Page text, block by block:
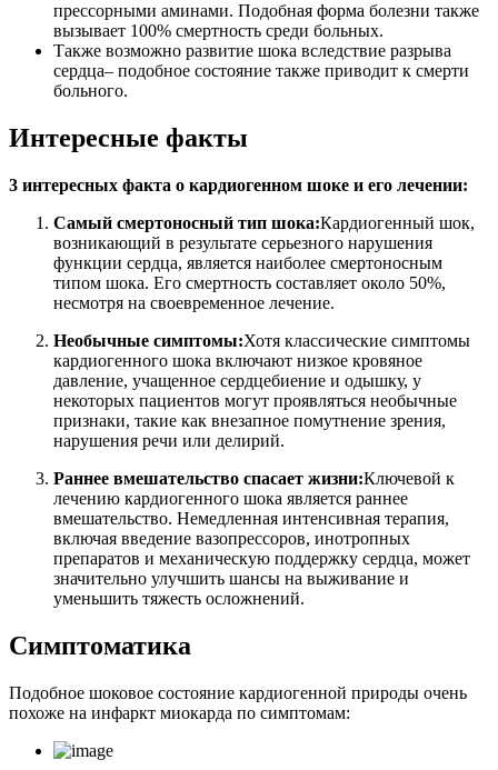
прессорными аминами. Подобная форма болезни также
вызывает 100% смертность среди больных.
Также возможно развитие шока вследствие разрыва
сердца– подобное состояние также приводит к смерти
больного.
Интересные факты
3 интересных факта о кардиогенном шоке и его лечении:
Самый смертоносный тип шока:Кардиогенный шок,
возникающий в результате серьезного нарушения
функции сердца, является наиболее смертоносным
типом шока. Его смертность составляет около 50%,
несмотря на своевременное лечение.
Необычные симптомы:Хотя классические симптомы
кардиогенного шока включают низкое кровяное
давление, учащенное сердцебиение и одышку, у
некоторых пациентов могут проявляться необычные
признаки, такие как внезапное помутнение зрения,
нарушения речи или делирий.
Раннее вмешательство спасает жизни:Ключевой к
лечению кардиогенного шока является раннее
вмешательство. Немедленная интенсивная терапия,
включая введение вазопрессоров, инотропных
препаратов и механическую поддержку сердца, может
значительно улучшить шансы на выживание и
уменьшить тяжесть осложнений.
Симптоматика
Подобное шоковое состояние кардиогенной природы очень
похоже на инфаркт миокарда по симптомам: